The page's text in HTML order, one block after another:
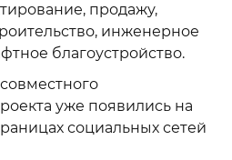
продажу,
инженерное
благоустройство.
уже появились на
социальных сетей